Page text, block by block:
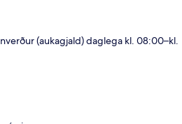
(aukagjald) daglega kl. 08:00–kl.